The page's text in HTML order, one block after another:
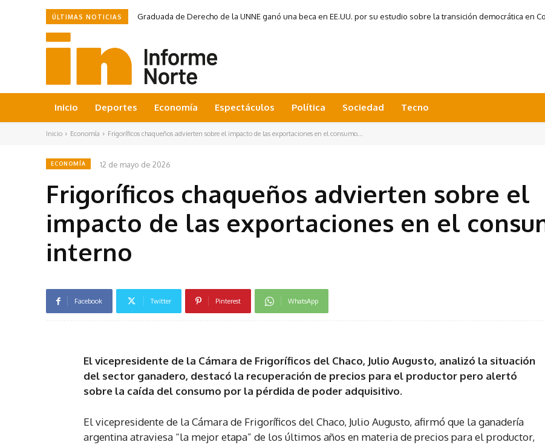
ÚLTIMAS NOTICIAS Graduada de Derecho de la UNNE ganó una beca en EE.UU. por su estudio sobre la transición democrática en
Inicio Deportes Economía Espectáculos Política Sociedad Tecno
Inicio Economía Frigoríficos chaqueños advierten sobre el impacto de las exportaciones en el consumo...
ECONOMÍA 12 de mayo de 2026
Frigoríficos chaqueños advierten sobre el
impacto de las exportaciones en el
interno
Facebook Twitter Pinterest WhatsApp
El vicepresidente de la Cámara de Frigoríficos del Chaco, Julio Augusto, analizó la situación
del sector ganadero, destacó la recuperación de precios para el productor pero alertó
sobre la caída del consumo por la pérdida de poder adquisitivo.
El vicepresidente de la Cámara de Frigoríficos del Chaco, Julio Augusto, afirmó que la ganadería
argentina atraviesa “la mejor etapa” de los últimos años en materia de precios para el productor,